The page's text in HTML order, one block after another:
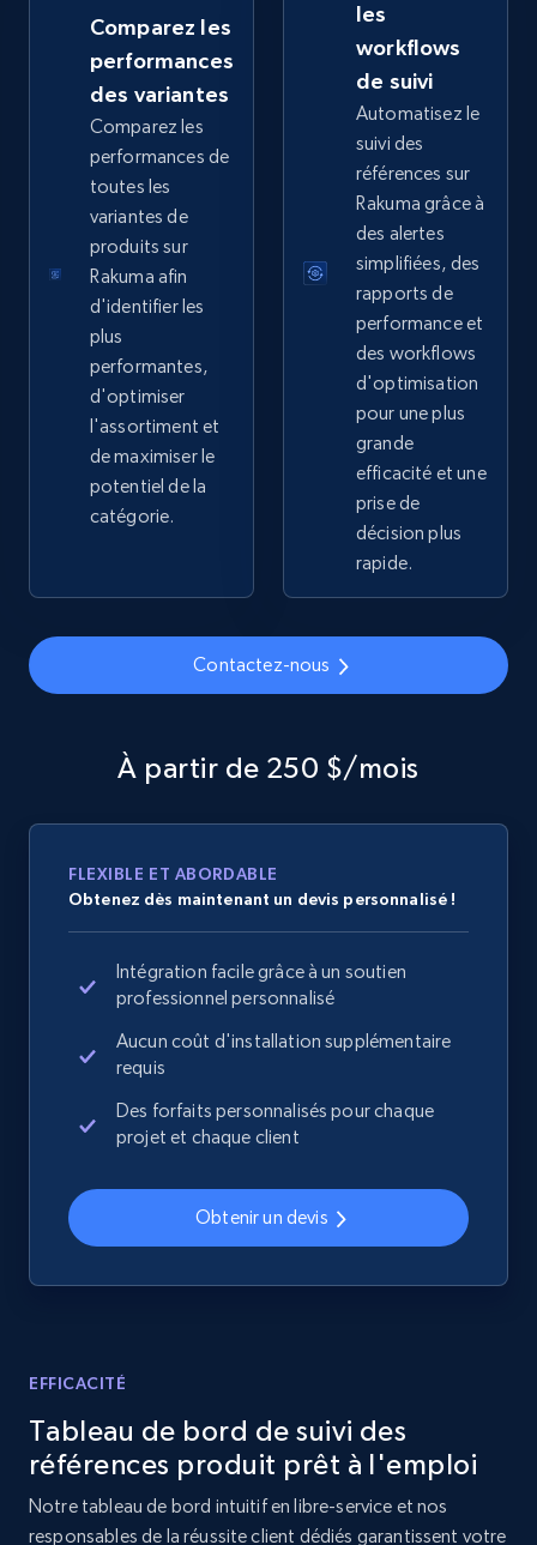
2.4K+ 200+ Commencer
Home Depot US
URL, Domain, Country code, Model number,
Sku, Product id, Product name, Manufacturer,
and more.
Commencer
Home Depot US - Gather data on products
using specified keywords
URL, Domain, Country code, Model number,
Sku, Product id, Product name, Manufacturer,
and more.
2.1K+ 355+ Commencer
URL, Domain, Country code, Model number,
and more.
2.1K+ 355+ Commencer
Home Depot US - Discover products by
specified UPC
URL, Domain, Country code, Model number,
Sku, Product id, Product name, Manufacturer,
and more.
URL, Domain, Country code, Model number,
and more.
2.1K+ 355+ Commencer
Comparez les
performances
des variantes
Comparez les
performances de
toutes les
variantes de
produits sur
Rakuma afin
d'identifier les
plus
performantes,
d'optimiser
l'assortiment et
de maximiser le
potentiel de la
catégorie.
les
workflows
de suivi
Automatisez le
suivi des
références sur
Rakuma grâce à
des alertes
simplifiées, des
rapports de
performance et
des workflows
d'optimisation
pour une plus
grande
efficacité et une
prise de
décision plus
rapide.
Contactez-nous
À partir de 250 $/mois
FLEXIBLE ET ABORDABLE
Obtenez dès maintenant un devis personnalisé !
Intégration facile grâce à un soutien
professionnel personnalisé
Aucun coût d'installation supplémentaire
requis
Des forfaits personnalisés pour chaque
projet et chaque client
Obtenir un devis
EFFICACITÉ
Tableau de bord de suivi des
références produit prêt à l'emploi
Notre tableau de bord intuitif en libre-service et nos
responsables de la réussite client dédiés garantissent votre